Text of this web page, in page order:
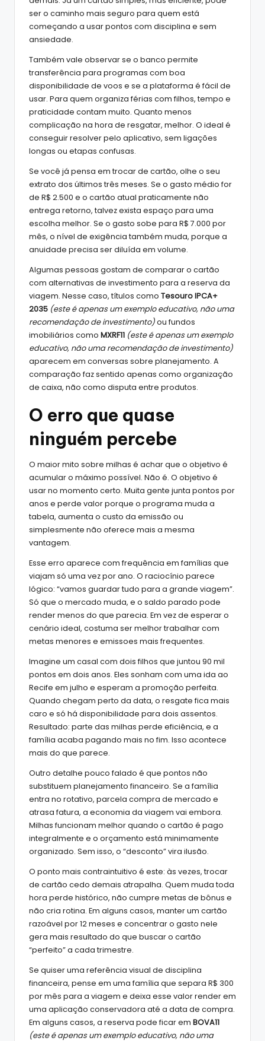
ser o caminho mais seguro para quem está
começando a usar pontos com disciplina e sem
ansiedade.
Também vale observar se o banco permite
transferência para programas com boa
disponibilidade de voos e se a plataforma é fácil de
usar. Para quem organiza férias com filhos, tempo e
praticidade contam muito. Quanto menos
complicação na hora de resgatar, melhor. O ideal é
conseguir resolver pelo aplicativo, sem ligações
longas ou etapas confusas.
Se você já pensa em trocar de cartão, olhe o seu
extrato dos últimos três meses. Se o gasto médio for
de R$ 2.500 e o cartão atual praticamente não
entrega retorno, talvez exista espaço para uma
escolha melhor. Se o gasto sobe para R$ 7.000 por
mês, o nível de exigência também muda, porque a
anuidade precisa ser diluída em volume.
Algumas pessoas gostam de comparar o cartão
com alternativas de investimento para a reserva da
viagem. Nesse caso, títulos como Tesouro IPCA+
2035 (este é apenas um exemplo educativo, não uma
recomendação de investimento)ou fundos
imobiliários como MXRF11 (este é apenas um exemplo
educativo, não uma recomendação de investimento)
aparecem em conversas sobre planejamento. A
comparação faz sentido apenas como organização
de caixa, não como disputa entre produtos.
O erro que quase
ninguém percebe
O maior mito sobre milhas é achar que o objetivo é
acumular o máximo possível. Não é. O objetivo é
usar no momento certo. Muita gente junta pontos por
anos e perde valor porque o programa muda a
tabela, aumenta o custo da emissão ou
simplesmente não oferece mais a mesma
vantagem.
Esse erro aparece com frequência em famílias que
viajam só uma vez por ano. O raciocínio parece
lógico: “vamos guardar tudo para a grande viagem”.
Só que o mercado muda, e o saldo parado pode
render menos do que parecia. Em vez de esperar o
cenário ideal, costuma ser melhor trabalhar com
metas menores e emissoes mais frequentes.
Imagine um casal com dois filhos que juntou 90 mil
pontos em dois anos. Eles sonham com uma ida ao
Recife em julho e esperam a promoção perfeita.
Quando chegam perto da data, o resgate fica mais
caro e só há disponibilidade para dois assentos.
Resultado: parte das milhas perde eficiência, e a
família acaba pagando mais no fim. Isso acontece
mais do que parece.
Outro detalhe pouco falado é que pontos não
substituem planejamento financeiro. Se a família
entra no rotativo, parcela compra de mercado e
atrasa fatura, a economia da viagem vai embora.
Milhas funcionam melhor quando o cartão é pago
integralmente e o orçamento está minimamente
organizado. Sem isso, o “desconto” vira ilusão.
O ponto mais contraintuitivo é este: às vezes, trocar
de cartão cedo demais atrapalha. Quem muda toda
hora perde histórico, não cumpre metas de bônus e
não cria rotina. Em alguns casos, manter um cartão
razoável por 12 meses e concentrar o gasto nele
gera mais resultado do que buscar o cartão
“perfeito” a cada trimestre.
Se quiser uma referência visual de disciplina
financeira, pense em uma família que separa R$ 300
por mês para a viagem e deixa esse valor render em
uma aplicação conservadora até a data de compra.
Em alguns casos, a reserva pode ficar em BOVA11
(este é apenas um exemplo educativo, não uma